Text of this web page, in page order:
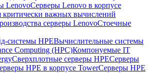
LenovoСерверы Lenovo в корпусе
критически важных вычислений
серверы LenovoСтоечные
системы HPEВычислительные системы
Computing (HPC)Компонуемые IT
Сверхплотные серверы HPEСерверы
HPE в корпусе TowerСерверы HPE